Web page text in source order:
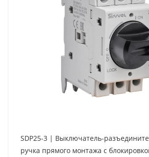
SDP25-3 | Выключатель-
ручка прямого монтажа с